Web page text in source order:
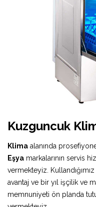
Kuzguncuk
Klima alanında
Eşya markalarının servis
vermekteyiz.
avantaj ve bir yıl işçilik ve
memnuniyeti ön planda